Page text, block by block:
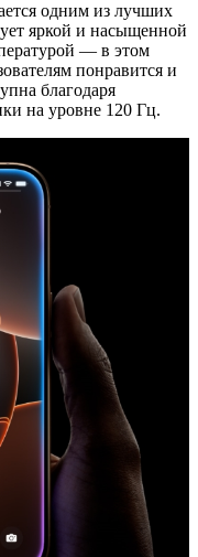
одним из лучших
яркой и насыщенной
— в этом
понравится и
благодаря
на уровне 120 Гц.